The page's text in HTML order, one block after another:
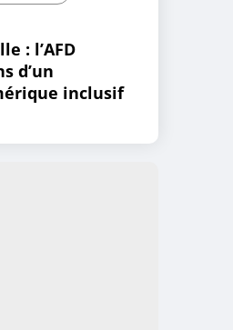
: l’AFD
d’un
inclusif